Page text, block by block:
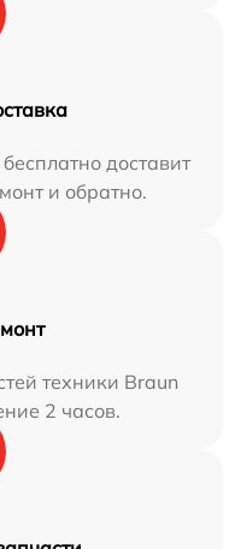
доставит
и обратно.
техники Braun
2 часов.